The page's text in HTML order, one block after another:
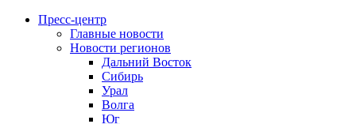
Пресс-центр
Главные новости
Новости регионов
Дальний Восток
Сибирь
Урал
Волга
Юг